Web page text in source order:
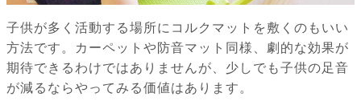
子供が多く活動する場所にコルクマットを敷くのもいい
方法です。カーペットや防音マット同様、劇的な効果が
期待できるわけではありませんが、少しでも子供の足音
が減るならやってみる価値はあります。